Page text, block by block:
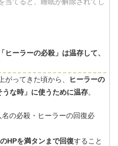
ーラーの必殺」は温存して、
がってきた頃から、
ヒーラーの
な時」に使うために温存。
の必殺・ヒーラーの回復必
HPを満タンまで回復すること